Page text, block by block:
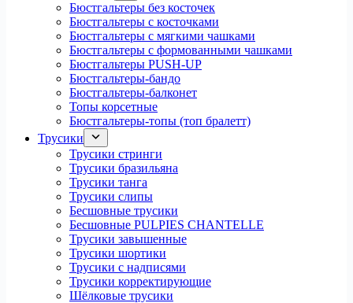
Бюстгальтеры без косточек
Бюстгальтеры с косточками
Бюстгальтеры с мягкими чашками
Бюстгальтеры с формованными чашками
Бюстгальтеры PUSH-UP
Бюстгальтеры-бандо
Бюстгальтеры-балконет
Топы корсетные
Бюстгальтеры-топы (топ бралетт)
Трусики
Трусики стринги
Трусики бразильяна
Трусики танга
Трусики слипы
Бесшовные трусики
Бесшовные PULPIES CHANTELLE
Трусики завышенные
Трусики шортики
Трусики с надписями
Трусики корректирующие
Шёлковые трусики